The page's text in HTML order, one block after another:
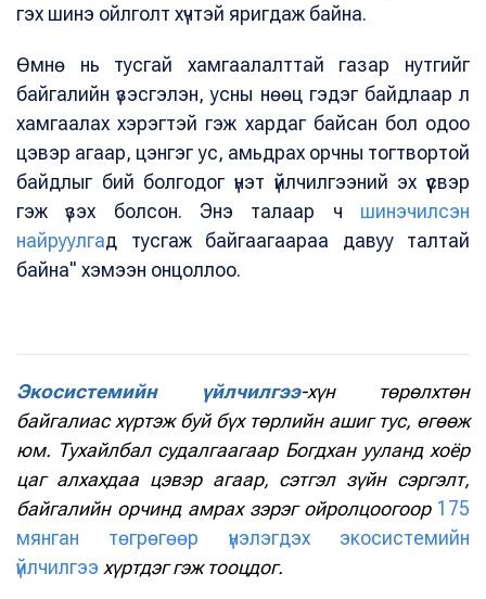
гэх шинэ ойлголт хүчтэй яригдаж байна.
Өмнө нь тусгай хамгаалалттай газар нутгийг
байгалийн үзэсгэлэн, усны нөөц гэдэг байдлаар л
хамгаалах хэрэгтэй гэж хардаг байсан бол одоо
цэвэр агаар, цэнгэг ус, амьдрах орчны тогтвортой
байдлыг бий болгодог үнэт үйлчилгээний эх үүсвэр
гэж үзэх болсон. Энэ талаар ч шинэчилсэн
найруулгад тусгаж байгаагаараа давуу талтай
байна" хэмээн онцоллоо.
Экосистемийн үйлчилгээ-хүн төрөлхтөн
байгалиас хүртэж буй бүх төрлийн ашиг тус, өгөөж
юм. Тухайлбал судалгаагаар Богдхан ууланд хоёр
цаг алхахдаа цэвэр агаар, сэтгэл зүйн сэргэлт,
байгалийн орчинд амрах зэрэг ойролцоогоор 175
мянган төгрөгөөр үнэлэгдэх экосистемийн
үйлчилгээ хүртдэг гэж тооцдог.